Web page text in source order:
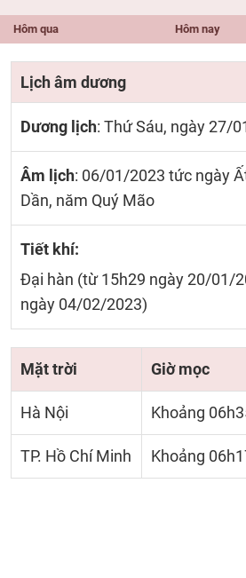
Hôm qua Hôm nay
Lịch âm dương
Dương lịch: Thứ Sáu, ngày 27/
Âm lịch: 06/01/2023 tức ngày
Dần, năm Quý Mão
Tiết khí:
Đại hàn (từ 15h29 ngày 20/01/
ngày 04/02/2023)
Mặt trời Giờ mọc
Hà Nội Khoảng
TP. Hồ Chí Minh Khoảng